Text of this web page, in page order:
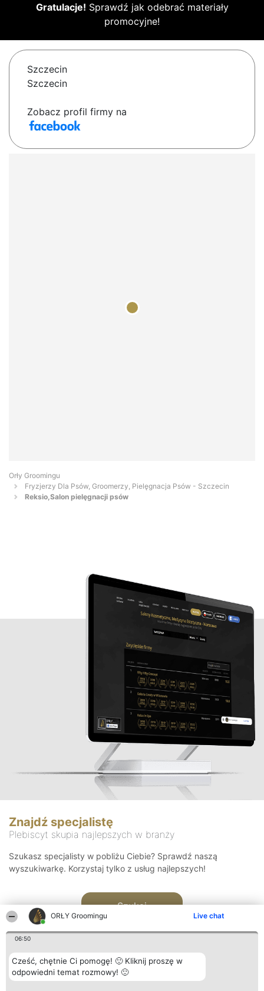
ORŁY Groomingu Live chat
06:50
Cześć, chętnie Ci pomogę! 🙂 Kliknij proszę w
odpowiedni temat rozmowy! 🙂
Gratulacje! Sprawdź jak odebrać materiały
promocyjne!
Szczecin
Szczecin
Zobacz profil firmy na
Orły Groomingu
Fryzjerzy Dla Psów, Groomerzy, Pielęgnacja Psów - Szczecin
Reksio,Salon pielęgnacji psów
Znajdź specjalistę
Plebiscyt skupia najlepszych w branży
Szukasz specjalisty w pobliżu Ciebie? Sprawdź naszą
wyszukiwarkę. Korzystaj tylko z usług najlepszych!
Szukaj